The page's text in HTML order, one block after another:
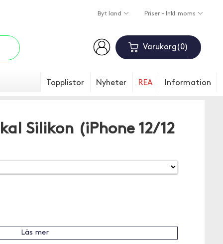
Byt land Priser - Inkl. moms
Varukorg 0
Topplistor Nyheter REA Information
Silikon (iPhone 12/12
Läs mer